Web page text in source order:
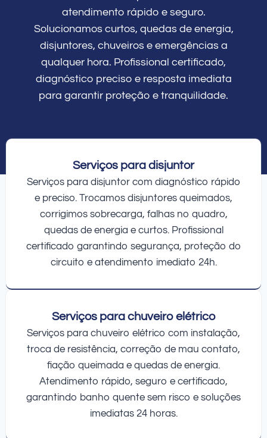
atendimento rápido e seguro.
Solucionamos curtos, quedas de energia,
disjuntores, chuveiros e emergências a
qualquer hora. Profissional certificado,
diagnóstico preciso e resposta imediata
para garantir proteção e tranquilidade.
Serviços para disjuntor
Serviços para disjuntor com diagnóstico rápido
e preciso. Trocamos disjuntores queimados,
corrigimos sobrecarga, falhas no quadro,
quedas de energia e curtos. Profissional
certificado garantindo segurança, proteção do
circuito e atendimento imediato 24h.
Serviços para chuveiro elétrico
Serviços para chuveiro elétrico com instalação,
troca de resistência, correção de mau contato,
fiação queimada e quedas de energia.
Atendimento rápido, seguro e certificado,
garantindo banho quente sem risco e soluções
imediatas 24 horas.